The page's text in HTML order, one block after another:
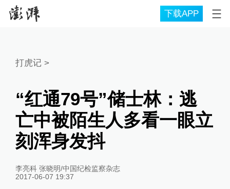
下载APP
打虎记>
“红通79号”储士林：逃
亡中被陌生人多看一眼立
刻浑身发抖
李亮科 张晓明/中国纪检监察杂志
2017-06-07 19:37